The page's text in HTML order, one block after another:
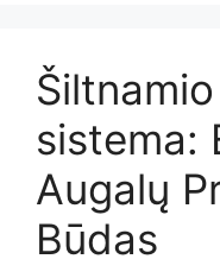
sistema:
Augalų
Būdas